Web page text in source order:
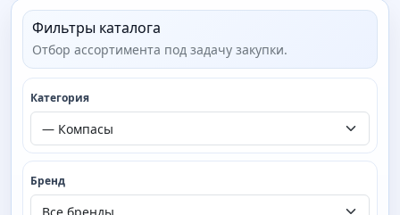
Фильтры каталога
Отбор ассортимента под задачу закупки.
Категория
Бренд